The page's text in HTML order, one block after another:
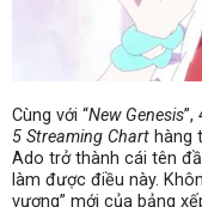
Cùng với “New Genesis”,
5 Streaming Chart hàng
Ado trở thành cái tên
làm được điều này.
vương” mới của bảng